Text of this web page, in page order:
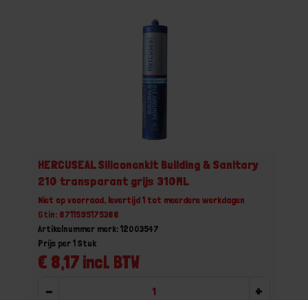
HERCUSEAL Siliconenkit Building & Sanitary
210 transparant grijs 310ML
Niet op voorraad, levertijd 1 tot meerdere werkdagen
Gtin: 8711595175388
Artikelnummer merk: 12003547
€ 8,17 incl. BTW
Prijs per 1 Stuk
- +